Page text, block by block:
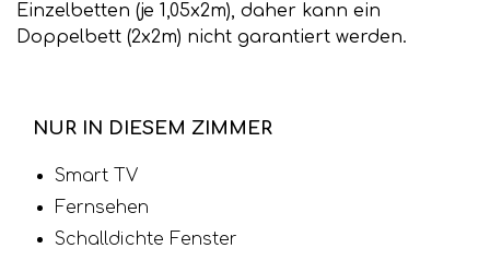
Einzelbetten (je 1,05x2m), daher kann ein
Doppelbett (2x2m) nicht garantiert werden.
NUR IN DIESEM ZIMMER
Smart TV
Fernsehen
Schalldichte Fenster